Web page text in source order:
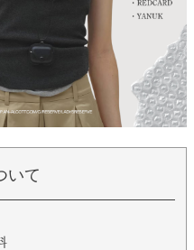
いて